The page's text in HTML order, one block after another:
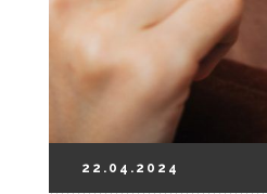
22.04.2024